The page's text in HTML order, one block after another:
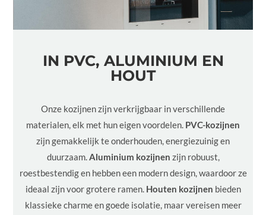
IN PVC, ALUMINIUM EN
HOUT
Onze kozijnen zijn verkrijgbaar in verschillende
materialen, elk met hun eigen voordelen. PVC-kozijnen
zijn gemakkelijk te onderhouden, energiezuinig en
duurzaam.Aluminium kozijnen zijn robuust,
roestbestendig en hebben een modern design, waardoor ze
ideaal zijn voor grotere ramen. Houten kozijnen bieden
klassieke charme en goede isolatie, maar vereisen meer